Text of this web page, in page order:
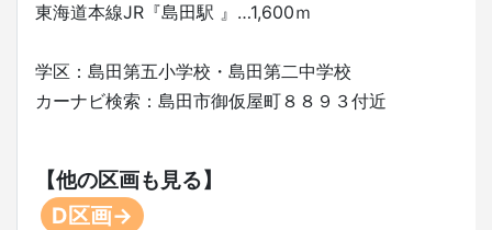
東海道本線JR『島田駅 』…1,600ｍ
学区：島田第五小学校・島田第二中学校
カーナビ検索：島田市御仮屋町８８９３付近
【他の区画も見る】
D区画→